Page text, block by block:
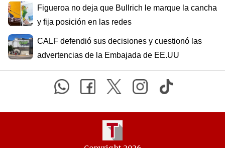
Figueroa no deja que Bullrich le marque la cancha
y fija posición en las redes
CALF defendió sus decisiones y cuestionó las
advertencias de la Embajada de EE.UU